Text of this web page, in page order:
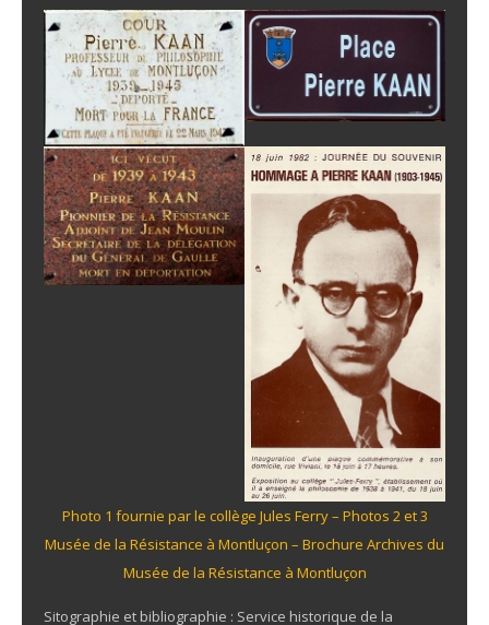
Photo 1 fournie par le collège Jules Ferry – Photos 2 et 3
Musée de la Résistance à Montluçon – Brochure Archives du
Musée de la Résistance à Montluçon
Sitographie et bibliographie : Service historique de la